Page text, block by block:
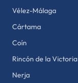
Vélez-Málaga
Cártama
Coín
Rincón de la Victoria
Nerja